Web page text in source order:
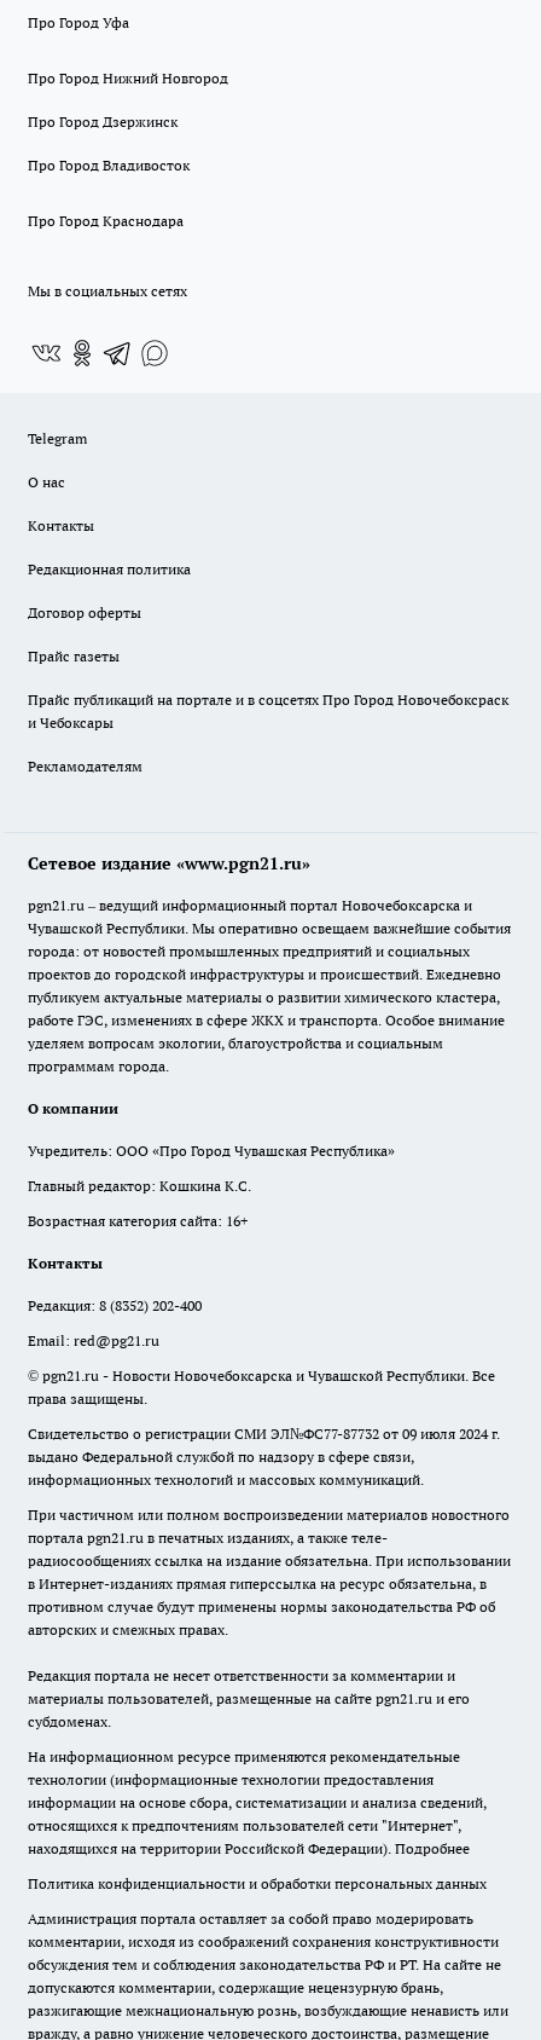
Про Город Уфа
Про Город Нижний Новгород
Про Город Дзержинск
Про Город Владивосток
Про Город Краснодара
Мы в социальных сетях
Telegram
О нас
Контакты
Редакционная политика
Договор оферты
Прайс газеты
Прайс публикаций на портале и в соцсетях Про Город Новочебоксраск
и Чебоксары
Рекламодателям
Сетевое издание «www.pgn21.ru»
pgn21.ru – ведущий информационный портал Новочебоксарска и
Чувашской Республики. Мы оперативно освещаем важнейшие события
города: от новостей промышленных предприятий и социальных
проектов до городской инфраструктуры и происшествий. Ежедневно
публикуем актуальные материалы о развитии химического кластера,
работе ГЭС, изменениях в сфере ЖКХ и транспорта. Особое внимание
уделяем вопросам экологии, благоустройства и социальным
программам города.
О компании
Учредитель: ООО «Про Город Чувашская Республика»
Главный редактор: Кошкина К.С.
Возрастная категория сайта: 16+
Контакты
Редакция: 8 (8352) 202-400
Email: red@pg21.ru
© pgn21.ru - Новости Новочебоксарска и Чувашской Республики. Все
права защищены.
Свидетельство о регистрации СМИ ЭЛ№ФС77-87732 от 09 июля 2024 г.
выдано Федеральной службой по надзору в сфере связи,
информационных технологий и массовых коммуникаций.
При частичном или полном воспроизведении материалов новостного
портала pgn21.ru в печатных изданиях, а также теле-
радиосообщениях ссылка на издание обязательна. При использовании
в Интернет-изданиях прямая гиперссылка на ресурс обязательна, в
противном случае будут применены нормы законодательства РФ об
авторских и смежных правах.
Редакция портала не несет ответственности за комментарии и
материалы пользователей, размещенные на сайте pgn21.ru и его
субдоменах.
На информационном ресурсе применяются рекомендательные
технологии (информационные технологии предоставления
информации на основе сбора, систематизации и анализа сведений,
относящихся к предпочтениям пользователей сети "Интернет",
находящихся на территории Российской Федерации). Подробнее
Политика конфиденциальности и обработки персональных данных
Администрация портала оставляет за собой право модерировать
комментарии, исходя из соображений сохранения конструктивности
обсуждения тем и соблюдения законодательства РФ и РТ. На сайте не
допускаются комментарии, содержащие нецензурную брань,
разжигающие межнациональную рознь, возбуждающие ненависть или
вражду, а равно унижение человеческого достоинства, размещение